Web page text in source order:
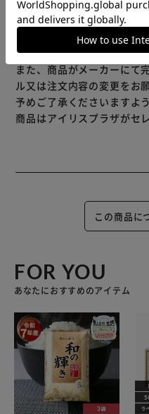
※当商品はお取り寄せ品の
までお時間を頂く場合がご
また、商品がメーカーにて
ル又は注文内容の変更をお
予めご了承くださいますよ
商品はアイリスプラザがセ
この商品に
FOR YOU
あなたにおすすめのアイテム